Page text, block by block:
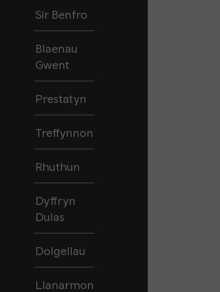
Sir Benfro
Blaenau
Gwent
Prestatyn
Treffynnon
Rhuthun
Dyffryn
Dulas
Dolgellau
Llanarmon